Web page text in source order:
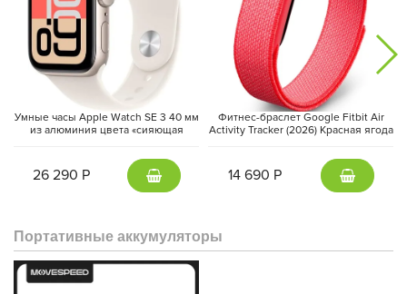
Умные часы Apple Watch SE 3 40 мм
из алюминия цвета «сияющая
«сияющая звезда» (S/M)
26 290 Р
Фитнес-браслет Google Fitbit Air
Activity Tracker (2026) Красная ягода
14 690 Р
Портативные аккумуляторы